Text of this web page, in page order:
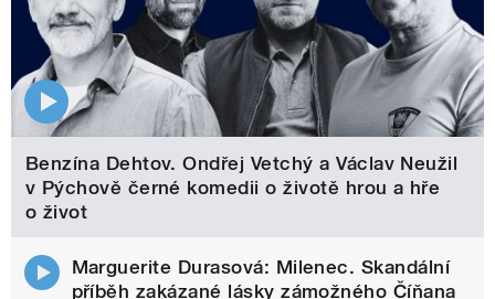
Benzína Dehtov. Ondřej Vetchý a Václav Neužil
v Pýchově černé komedii o životě hrou a hře
o život
Marguerite Durasová: Milenec. Skandální
příběh zakázané lásky zámožného Číňana